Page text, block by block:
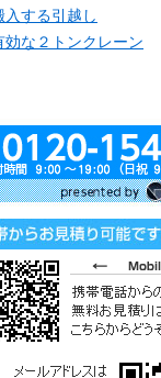
する引越し
な２トンクレーン